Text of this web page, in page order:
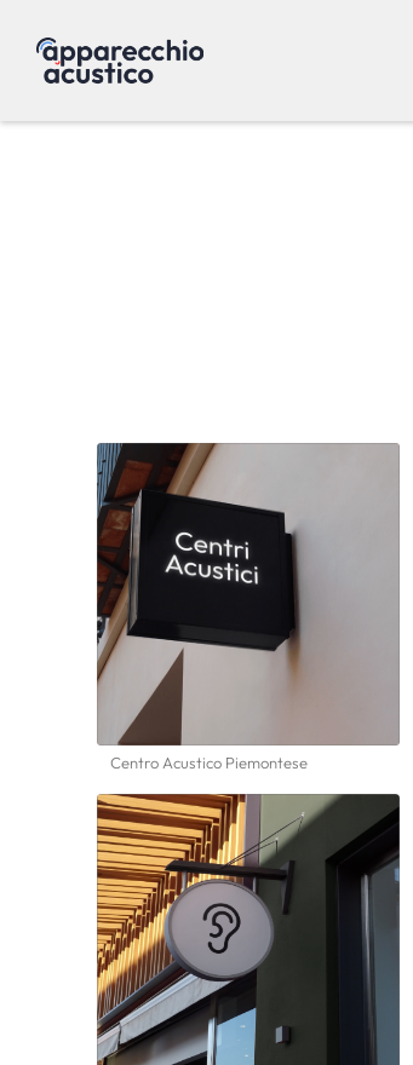
Centro Acustico Piemontese